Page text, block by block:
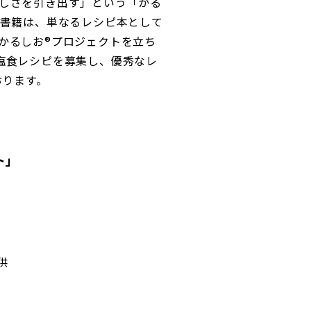
籍は、単なるレシピ本として
るしお®プロジェクトを立ち
レシピを募集し、優秀なレ
ます。